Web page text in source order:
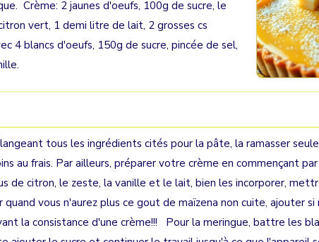
Crème: 2 jaunes d'oeufs, 100g de sucre, le
vert, 1 demi litre de lait, 2 grosses cs
4 blancs d'oeufs, 150g de sucre, pincée de sel,
tous les ingrédients cités pour la pâte, la ramasser
au frais. Par ailleurs, préparer votre crème en commençant
de citron, le zeste, la vanille et le lait, bien les incorporer,
vous n'aurez plus ce gout de maïzena non cuite, ajouter si
la consistance d'une crème!!! Pour la meringue, battre les